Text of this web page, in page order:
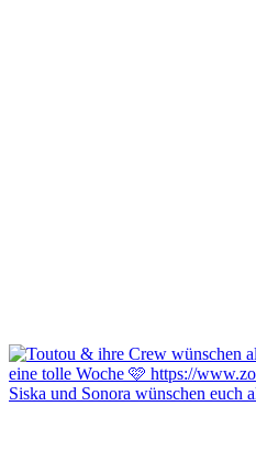
Siska und Sonora wünschen euch